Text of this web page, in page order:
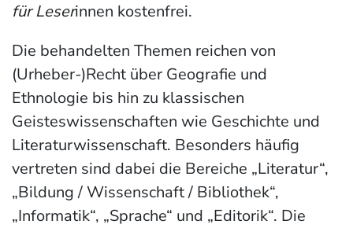
für Leserinnen kostenfrei.
Die behandelten Themen reichen von
(Urheber-)Recht über Geografie und
Ethnologie bis hin zu klassischen
Geisteswissenschaften wie Geschichte und
Literaturwissenschaft. Besonders häufig
vertreten sind dabei die Bereiche „Literatur“,
„Bildung / Wissenschaft / Bibliothek“,
„Informatik“, „Sprache“ und „Editorik“. Die